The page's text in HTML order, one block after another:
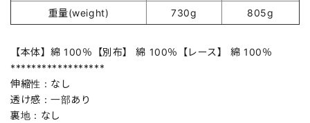
重量(weight)
730g 805g
【本体】綿 100％【別布】 綿 100％【レース】 綿 100％
******************
伸縮性：なし
透け感：一部あり
裏地：なし